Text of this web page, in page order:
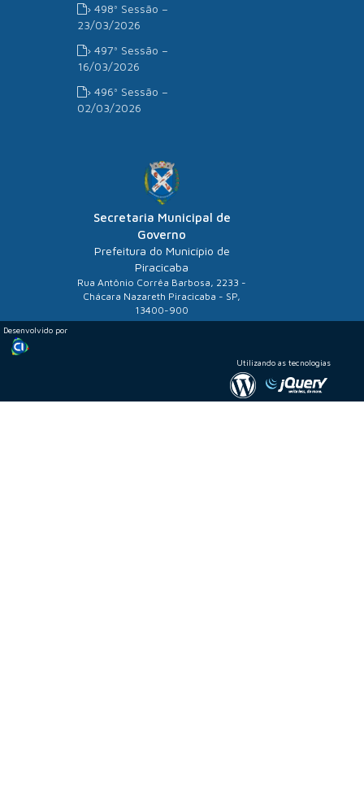
› 498ª Sessão –
23/03/2026
› 497ª Sessão –
16/03/2026
› 496ª Sessão –
02/03/2026
Secretaria Municipal de
Governo
Prefeitura do Município de
Piracicaba
Rua Antônio Corrêa Barbosa, 2233 -
Chácara Nazareth Piracicaba - SP,
13400-900
Desenvolvido por
Utilizando as tecnologias